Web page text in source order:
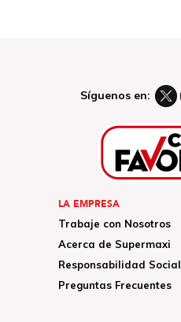
Síguenos en:
LA EMPRESA
Trabaje con Nosotros
Acerca de Supermaxi
Responsabilidad Social
Preguntas Frecuentes